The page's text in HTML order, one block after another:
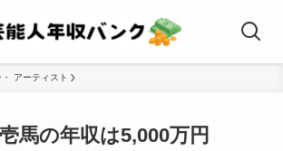
アーティスト
馬の年収は5,000万円